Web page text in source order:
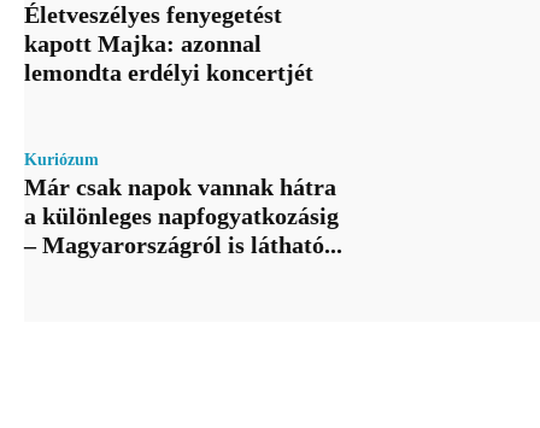
Életveszélyes fenyegetést
kapott Majka: azonnal
lemondta erdélyi koncertjét
Kuriózum
Már csak napok vannak hátra
a különleges napfogyatkozásig
– Magyarországról is látható...